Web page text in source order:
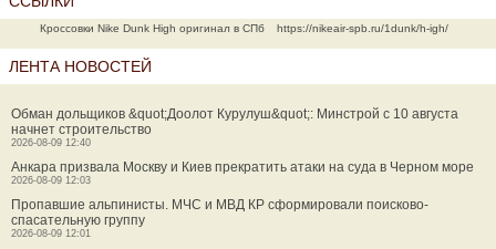
Кроссовки Nike Dunk High оригинал в СПб https://nikeair-spb.ru/1dunk/h-igh/
ЛЕНТА НОВОСТЕЙ
Обман дольщиков &quot;Доолот Курулуш&quot;: Минстрой с 10 августа
начнет строительство
2026-08-09 12:40
Анкара призвала Москву и Киев прекратить атаки на суда в Черном море
2026-08-09 12:03
Пропавшие альпинисты. МЧС и МВД КР сформировали поисково-
спасательную группу
2026-08-09 12:01